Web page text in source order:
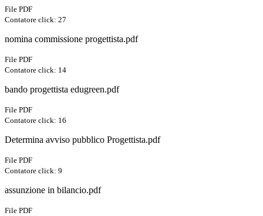
File PDF
Contatore click: 27
nomina commissione progettista.pdf
File PDF
Contatore click: 14
bando progettista edugreen.pdf
File PDF
Contatore click: 16
Determina avviso pubblico Progettista.pdf
File PDF
Contatore click: 9
assunzione in bilancio.pdf
File PDF